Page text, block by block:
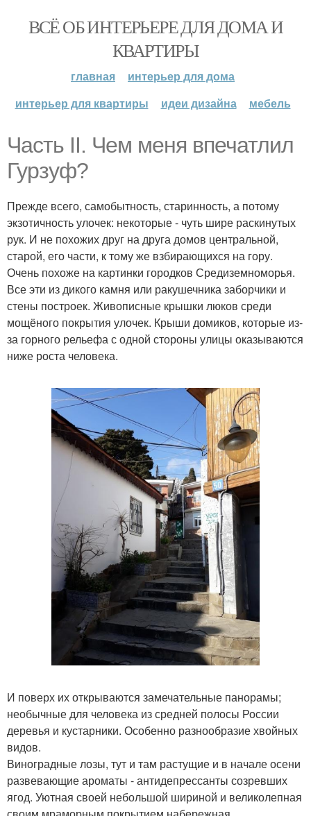
ВСЁ ОБ ИНТЕРЬЕРЕ ДЛЯ ДОМА И
КВАРТИРЫ
главная
интерьер для дома
интерьер для квартиры
идеи дизайна мебель
Часть II. Чем меня впечатлил
Гурзуф?
Прежде всего, самобытность, старинность, а потому
экзотичность улочек: некоторые - чуть шире раскинутых
рук. И не похожих друг на друга домов центральной,
старой, его части, к тому же взбирающихся на гору.
Очень похоже на картинки городков Средиземноморья.
Все эти из дикого камня или ракушечника заборчики и
стены построек. Живописные крышки люков среди
мощёного покрытия улочек. Крыши домиков, которые из-
за горного рельефа с одной стороны улицы оказываются
ниже роста человека.
И поверх их открываются замечательные панорамы;
необычные для человека из средней полосы России
деревья и кустарники. Особенно разнообразие хвойных
видов.
Виноградные лозы, тут и там растущие и в начале осени
развевающие ароматы - антидепрессанты созревших
ягод. Уютная своей небольшой шириной и великолепная